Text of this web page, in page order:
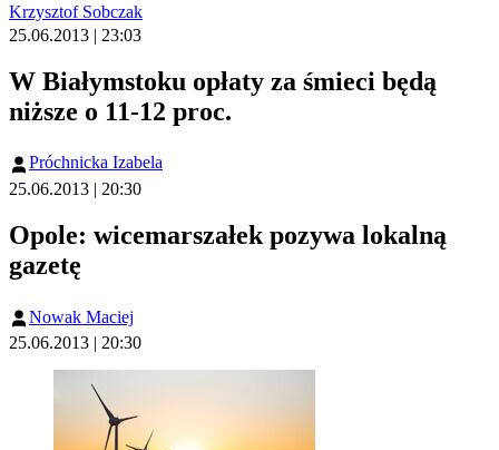
Krzysztof Sobczak
25.06.2013 | 23:03
W Białymstoku opłaty za śmieci będą
niższe o 11-12 proc.
Próchnicka Izabela
25.06.2013 | 20:30
Opole: wicemarszałek pozywa lokalną
gazetę
Nowak Maciej
25.06.2013 | 20:30